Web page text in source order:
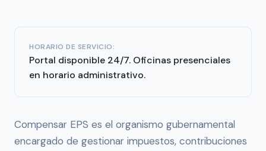
HORARIO DE SERVICIO:
Portal disponible 24/7. Oficinas presenciales
en horario administrativo.
Compensar EPS es el organismo gubernamental
encargado de gestionar impuestos, contribuciones